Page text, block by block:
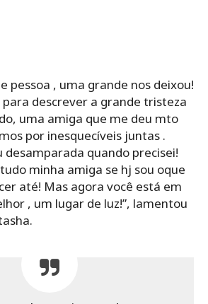
pessoa , uma grande nos deixou!
para descrever a grande tristeza
uma amiga que me deu mto
por inesquecíveis juntas .
desamparada quando precisei!
minha amiga se hj sou oque
até! Mas agora você está em
, um lugar de luz!”, lamentou